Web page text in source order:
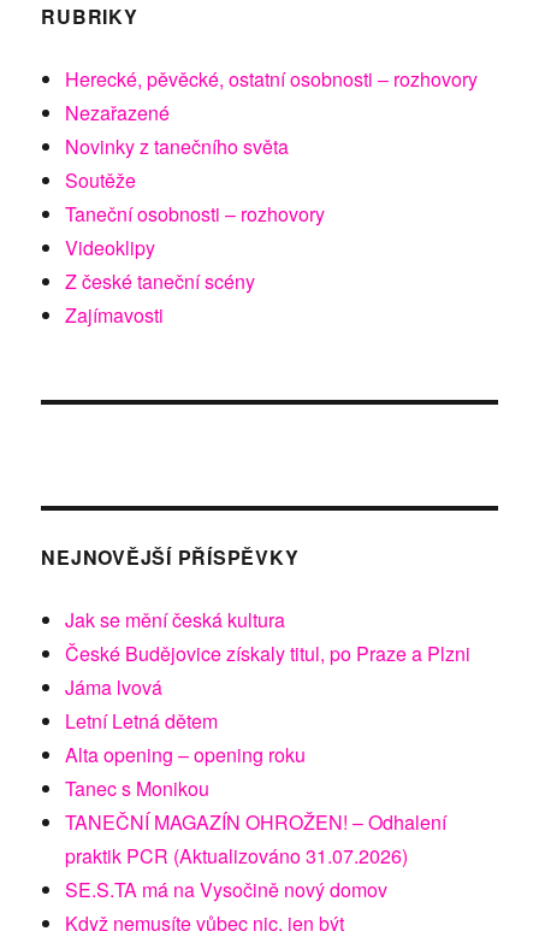
RUBRIKY
Herecké, pěvěcké, ostatní osobnosti – rozhovory
Nezařazené
Novinky z tanečního světa
Soutěže
Taneční osobnosti – rozhovory
Videoklipy
Z české taneční scény
Zajímavosti
NEJNOVĚJŠÍ PŘÍSPĚVKY
Jak se mění česká kultura
České Budějovice získaly titul, po Praze a Plzni
Jáma lvová
Letní Letná dětem
Alta opening – opening roku
Tanec s Monikou
TANEČNÍ MAGAZÍN OHROŽEN! – Odhalení
praktik PCR (Aktualizováno 31.07.2026)
SE.S.TA má na Vysočině nový domov
Když nemusíte vůbec nic, jen být